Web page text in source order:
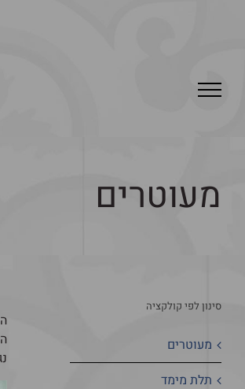
מעוטרים
סינון לפי קולקציה
מעוטרים
תלת מימד